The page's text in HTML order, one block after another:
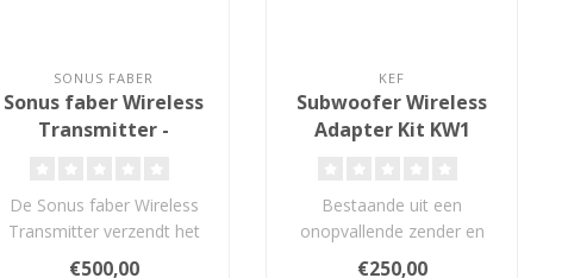
SONUS FABER
Sonus faber Wireless
Transmitter -
De Sonus faber Wireless
Transmitter verzendt het
audiosignaal draadloos
€500,00
KEF
Subwoofer Wireless
Adapter Kit KW1
Bestaande uit een
onopvallende zender en
ontvanger, werkt de KEF
€250,00